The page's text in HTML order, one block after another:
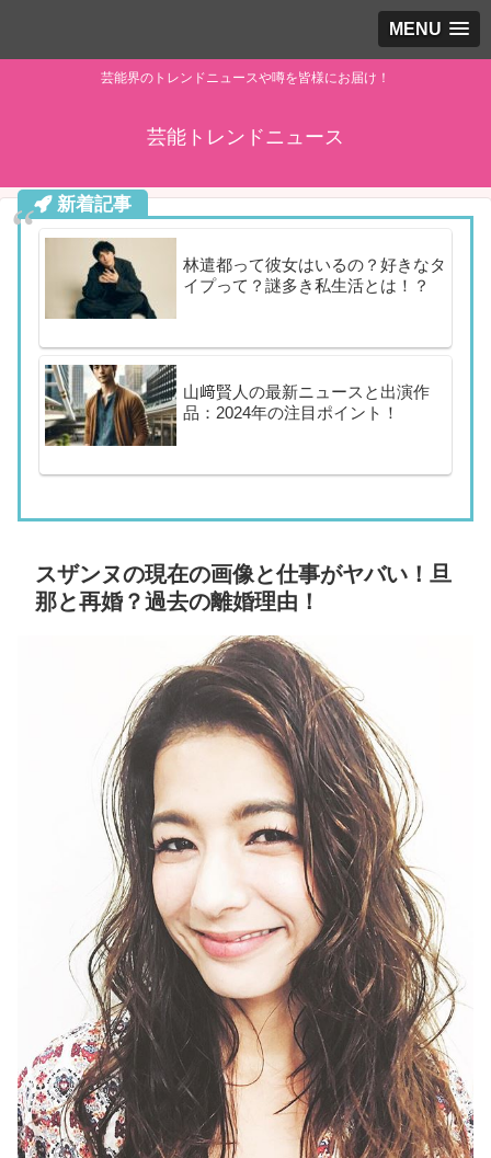
MENU
芸能界のトレンドニュースや噂を皆様にお届け！
芸能トレンドニュース
新着記事
林遣都って彼女はいるの？好きなタ
イプって？謎多き私生活とは！？
山﨑賢人の最新ニュースと出演作
品：2024年の注目ポイント！
スザンヌの現在の画像と仕事がヤバい！旦
那と再婚？過去の離婚理由！